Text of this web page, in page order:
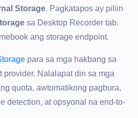
Storage. Pagkatapos ay piliin
sa Desktop Recorder tab.
ang storage endpoint.
para sa mga hakbang sa
provider. Nalalapat din sa mga
quota, awtomatikong pagbura,
detection, at opsyonal na end-to-